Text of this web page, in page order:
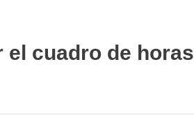
el cuadro de horas